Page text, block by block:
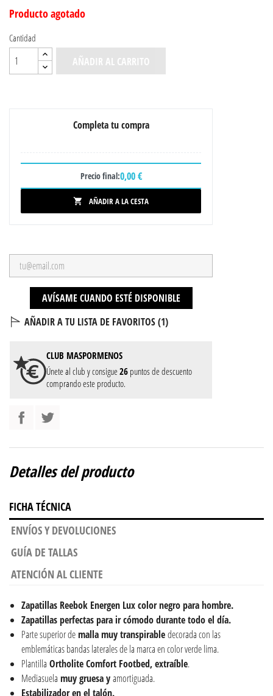
Producto agotado
Cantidad
AÑADIR AL CARRITO
Completa tu compra
Precio final:0,00 €
 AÑADIR A LA CESTA
AVÍSAME CUANDO ESTÉ DISPONIBLE
AÑADIR A TU LISTA DE FAVORITOS (1)
CLUB MASPORMENOS
Únete al club y consigue26 puntos de descuento
comprando este producto.
Detalles del producto
FICHA TÉCNICA
ENVÍOS Y DEVOLUCIONES
GUÍA DE TALLAS
ATENCIÓN AL CLIENTE
Zapatillas Reebok Energen Lux color negro para hombre.
Zapatillas perfectas para ir cómodo durante todo el día.
Parte superior demalla muy transpirabledecorada con las
emblemáticas bandas laterales de la marca en color verde lima.
Plantilla Ortholite Comfort Footbed, extraíble.
Mediasuela muy gruesa yamortiguada.
Estabilizador en el talón.